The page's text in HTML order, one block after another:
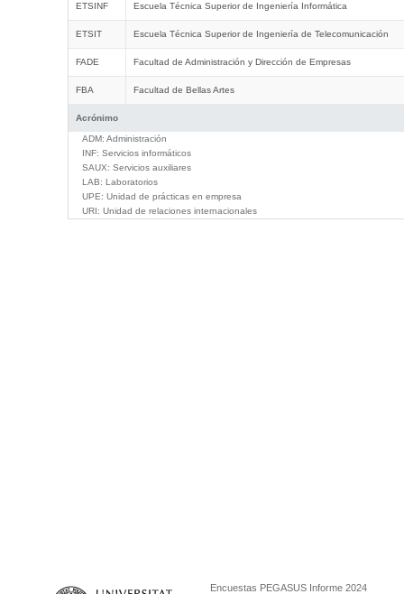
Acrónimo
ETSINF Escuela Técnica Superior de Ingeniería Informática
ETSIT Escuela Técnica Superior de Ingeniería de Telecomunicación
FADE Facultad de Administración y Dirección de Empresas
FBA Facultad de Bellas Artes
ADM: Administración
INF: Servicios informáticos
SAUX: Servicios auxiliares
LAB: Laboratorios
UPE: Unidad de prácticas en empresa
URI: Unidad de relaciones internacionales
Encuestas PEGASUS Informe 2024